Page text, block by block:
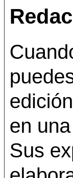
en
Sus